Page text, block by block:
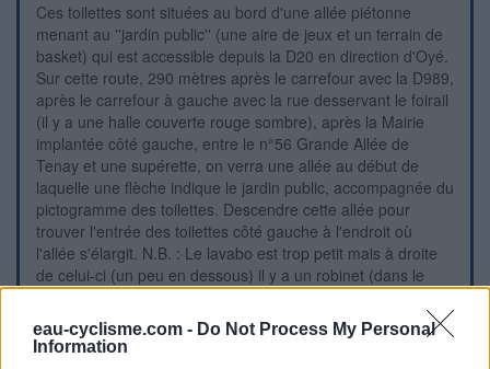
eau-cyclisme.com - Do Not Process My Personal
Information
Ces toilettes sont situées au bord d'une allée piétonne
menant au ''jardin public'' (une aire de jeux et un terrain de
basket) qui est accessible depuis la D20 en direction d'Oyé.
Sur cette route, 290 mètres après le carrefour avec la D989,
après le carrefour à gauche avec la rue desservant le foirail
(il y a une halle couverte rouge sombre), après la Mairie
implantée côté gauche, entre le n°56 Grande Allée de
Tenay et une supérette, on verra une allée au début de
laquelle une flèche indique le jardin public, accompagnée du
pictogramme des toilettes. Descendre cette allée pour
trouver l'entrée des toilettes côté gauche à l'endroit où
l'allée s'élargit. N.B. : Le lavabo est trop petit mais à droite
de celui-ci (un peu en dessous) il y a un robinet (dans le
Repères visuels